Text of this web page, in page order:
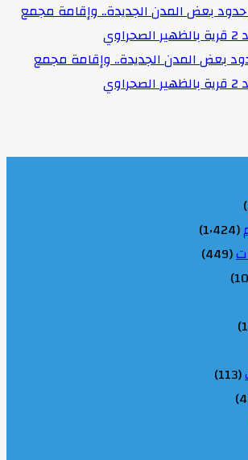
بعض المدن الجديدة.. وإقامة مجمع
(1٬424)
(449)
(113)